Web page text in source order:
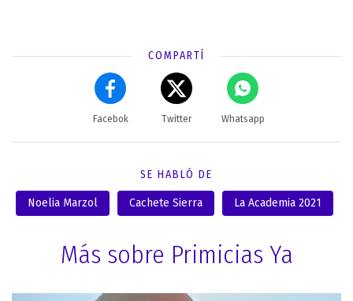
COMPARTÍ
Facebok Twitter Whatsapp
SE HABLÓ DE
Noelia Marzol Cachete Sierra La Academia 2021
Más sobre Primicias Ya